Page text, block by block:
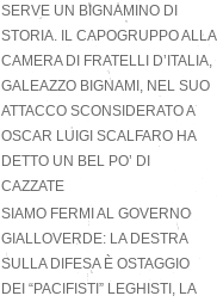
SERVE UN BIGNAMINO DI
STORIA. IL CAPOGRUPPO ALLA
CAMERA DI FRATELLI D’ITALIA,
GALEAZZO BIGNAMI, NEL SUO
ATTACCO SCONSIDERATO A
OSCAR LUIGI SCALFARO HA
DETTO UN BEL PO’ DI
CAZZATE
SIAMO FERMI AL GOVERNO
GIALLOVERDE: LA DESTRA
SULLA DIFESA È OSTAGGIO
DEI “PACIFISTI” LEGHISTI, LA